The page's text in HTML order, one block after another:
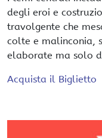
degli eroi e
travolgente che
colte e malinconia,
elaborate ma solo
Acquista il Biglietto